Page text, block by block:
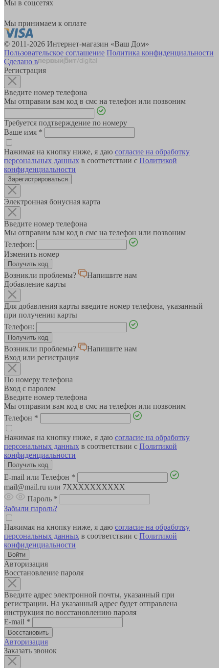
Мы в соцсетях
Мы принимаем к оплате
© 2011-2026 Интернет-магазин «Ваш Дом»
Пользовательское соглашение Политика конфиденциальности
Сделано в
Регистрация
Введите номер телефона
Мы отправим вам код в смс на телефон или позвоним
Требуется подтверждение по номеру
Ваше имя *
Нажимая на кнопку ниже, я даю согласие на обработку
персональных данных в соответствии с Политикой
конфиденциальности
Зарегистрироваться
Электронная бонусная карта
Введите номер телефона
Мы отправим вам код в смс на телефон или позвоним
Телефон:
Изменить номер
Возникли проблемы?
Напишите нам
Добавление карты
Для добавления карты введите номер телефона, указанный
при получении карты
Телефон:
Возникли проблемы?
Напишите нам
Вход или регистрация
По номеру телефона
Вход с паролем
Введите номер телефона
Мы отправим вам код в смс на телефон или позвоним
Телефон *
Нажимая на кнопку ниже, я даю согласие на обработку
персональных данных в соответствии с Политикой
конфиденциальности
E-mail или Телефон *
mail@mail.ru или 7XXXXXXXXXX
Пароль *
Забыли пароль?
Нажимая на кнопку ниже, я даю согласие на обработку
персональных данных в соответствии с Политикой
конфиденциальности
Авторизация
Восстановление пароля
Введите адрес электронной почты, указанный при
регистрации. На указанный адрес будет отправлена
инструкция по восстановлению пароля
E-mail *
Авторизация
Заказать звонок